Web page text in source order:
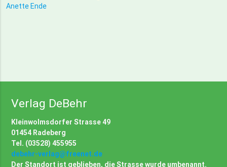
Anette Ende
Verlag DeBehr
Kleinwolmsdorfer Strasse 49
01454 Radeberg
Tel. (03528) 455955
debehr-verlag@freenet.de
Der Standort ist geblieben, die Strasse wurde umbenannt.